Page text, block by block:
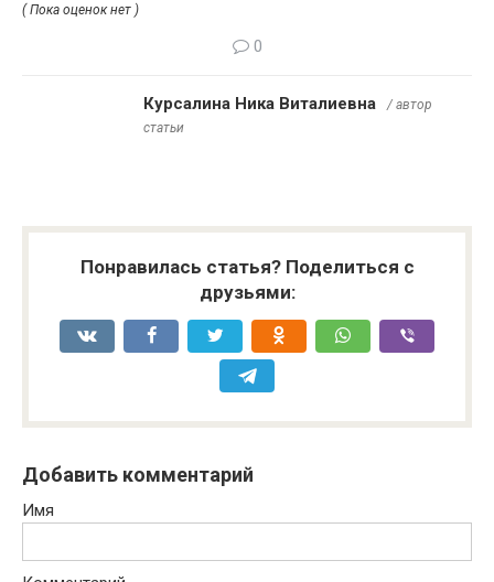
( Пока оценок нет )
0
Курсалина Ника Виталиевна
/ автор
статьи
Понравилась статья? Поделиться с
друзьями:
Добавить комментарий
Имя